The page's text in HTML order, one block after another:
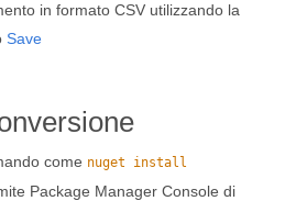
in formato CSV utilizzando la
Save
come nuget install
Package Manager Console di